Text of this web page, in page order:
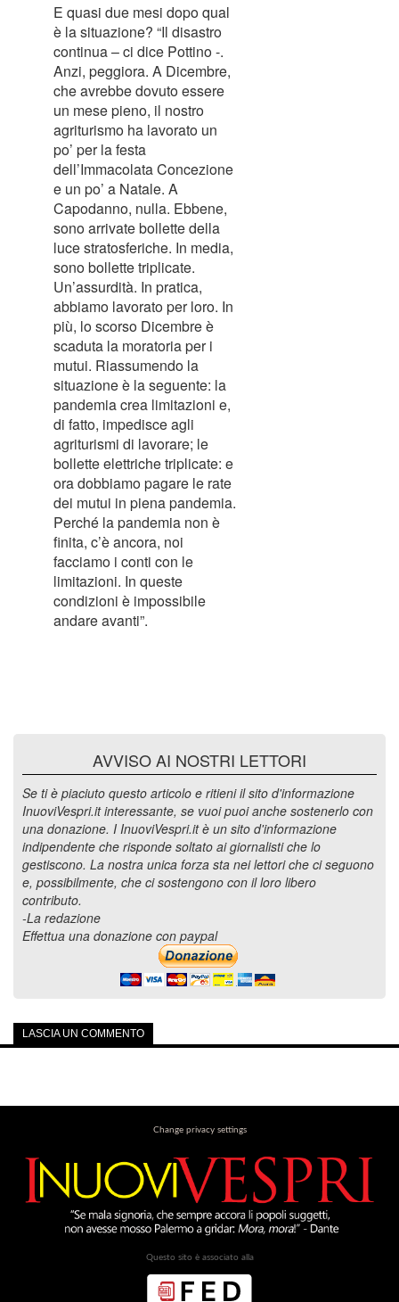
E quasi due mesi dopo qual
è la situazione? “Il disastro
continua – ci dice Pottino -.
Anzi, peggiora. A Dicembre,
che avrebbe dovuto essere
un mese pieno, il nostro
agriturismo ha lavorato un
po’ per la festa
dell’Immacolata Concezione
e un po’ a Natale. A
Capodanno, nulla. Ebbene,
sono arrivate bollette della
luce stratosferiche. In media,
sono bollette triplicate.
Un’assurdità. In pratica,
abbiamo lavorato per loro. In
più, lo scorso Dicembre è
scaduta la moratoria per i
mutui. Riassumendo la
situazione è la seguente: la
pandemia crea limitazioni e,
di fatto, impedisce agli
agriturismi di lavorare; le
bollette elettriche triplicate: e
ora dobbiamo pagare le rate
dei mutui in piena pandemia.
Perché la pandemia non è
finita, c’è ancora, noi
facciamo i conti con le
limitazioni. In queste
condizioni è impossibile
andare avanti”.
AVVISO AI NOSTRI LETTORI
Se ti è piaciuto questo articolo e ritieni il sito d'informazione
InuoviVespri.it interessante, se vuoi puoi anche sostenerlo con
una donazione. I InuoviVespri.it è un sito d'informazione
indipendente che risponde soltato ai giornalisti che lo
gestiscono. La nostra unica forza sta nei lettori che ci seguono
e, possibilmente, che ci sostengono con il loro libero
contributo.
-La redazione
Effettua una donazione con paypal
LASCIA UN COMMENTO
Change privacy settings
Questo sito è associato alla